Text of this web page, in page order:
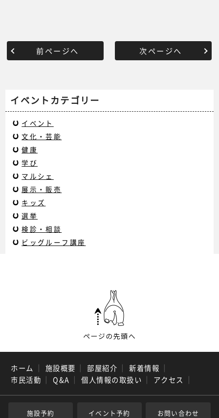
前ページへ 次ページへ
イベントカテゴリー
イベント
文化・芸能
健康
学び
マルシェ
展示・販売
キッズ
選挙
検診・相談
ビッグルーフ講座
ホーム ｜ 施設概要 ｜ 部屋紹介 ｜ 新着情報 ｜
市民活動 ｜ Q&A ｜ 個人情報の取扱い ｜ アクセス ｜
施設予約 イベント予約 お問い合わせ